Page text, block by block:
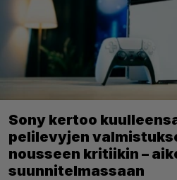
Sony kertoo
pelilevyjen
nousseen kritiikin –
suunnitelmassaan